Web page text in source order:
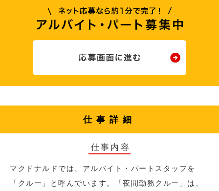
仕事詳細
仕事内容
マクドナルドでは、アルバイト・パートスタッフを
「クルー」と呼んでいます。「夜間勤務クルー」は、